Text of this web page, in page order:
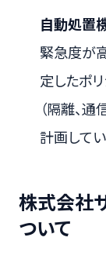
自動処置
緊急度が
定したポ
（隔離、
計画してい
株式会社
ついて